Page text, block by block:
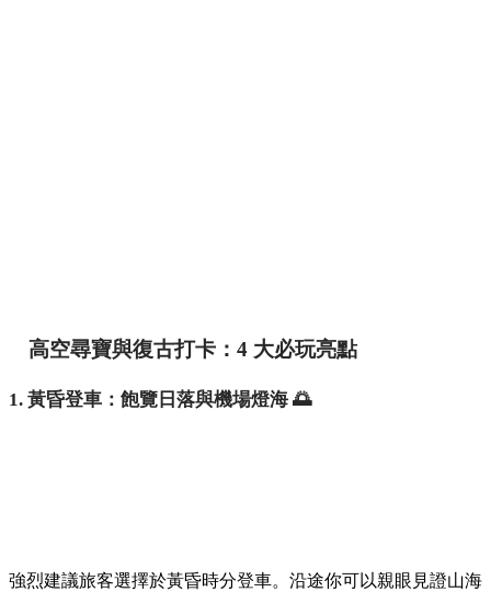
高空尋寶與復古打卡：4 大必玩亮點
1. 黃昏登車：飽覽日落與機場燈海 🌅
強烈建議旅客選擇於黃昏時分登車。沿途你可以親眼見證山海